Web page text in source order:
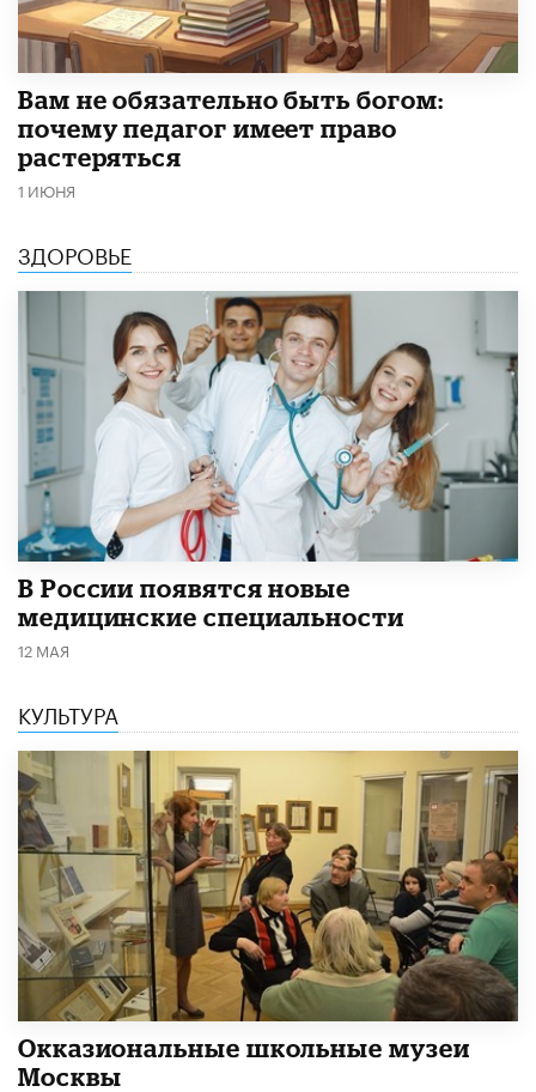
​Вам не обязательно быть богом:
почему педагог имеет право
растеряться
1 ИЮНЯ
ЗДОРОВЬЕ
В России появятся новые
медицинские специальности
12 МАЯ
КУЛЬТУРА
​Окказиональные школьные музеи
Москвы